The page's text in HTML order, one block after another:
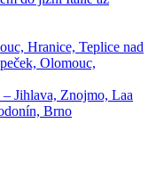
Hranice, Teplice nad
Olomouc,
Jihlava, Znojmo, Laa
Brno